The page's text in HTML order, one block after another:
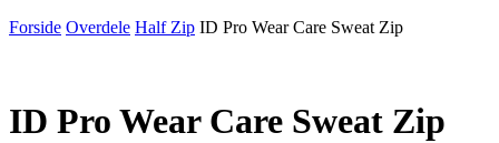
Forside Overdele Half Zip ID Pro Wear Care Sweat Zip
ID Pro Wear Care Sweat Zip